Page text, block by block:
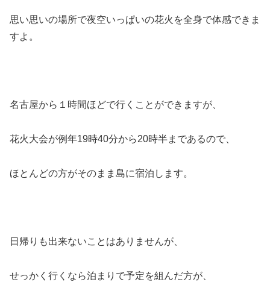
思い思いの場所で夜空いっぱいの花火を全身で体感できま
すよ。
名古屋から１時間ほどで行くことができますが、
花火大会が例年19時40分から20時半まであるので、
ほとんどの方がそのまま島に宿泊します。
日帰りも出来ないことはありませんが、
せっかく行くなら泊まりで予定を組んだ方が、